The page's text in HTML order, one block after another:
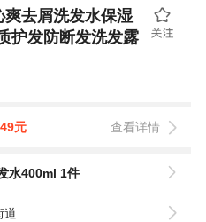
爽去屑洗发水保湿
护发防断发洗发露
元 查看详情
水400ml 1件
道